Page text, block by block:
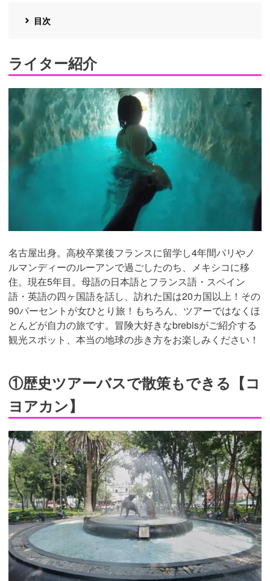
目次
ライター紹介
名古屋出身。高校卒業後フランスに留学し4年間パリやノ
ルマンディーのルーアンで過ごしたのち、メキシコに移
住。現在5年目。母語の日本語とフランス語・スペイン
語・英語の四ヶ国語を話し、訪れた国は20カ国以上！その
90パーセントが女ひとり旅！もちろん、ツアーではなくほ
とんどが自力の旅です。冒険大好きなbrebisがご紹介する
観光スポット、本当の地球の歩き方をお楽しみください！
①歴史ツアーバスで散策もできる【コ
ヨアカン】